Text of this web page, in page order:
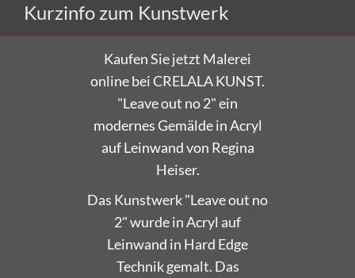
Kurzinfo zum Kunstwerk
Kaufen Sie jetzt Malerei
online bei CRELALA KUNST.
"Leave out no 2" ein
modernes Gemälde in Acryl
auf Leinwand von Regina
Heiser.
Das Kunstwerk "Leave out no
2" wurde in Acryl auf
Leinwand in Hard Edge
Technik gemalt. Das